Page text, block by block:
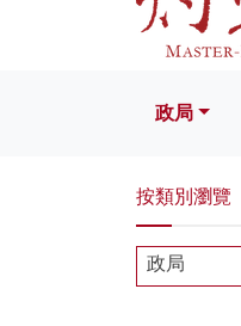
政局
按類別瀏覽
政局